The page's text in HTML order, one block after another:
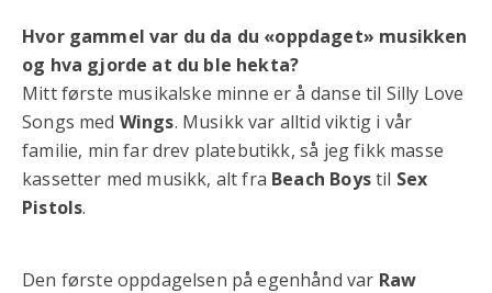
Hvor gammel var du da du «oppdaget» musikken
og hva gjorde at du ble hekta?
Mitt første musikalske minne er å danse til Silly Love
Songs med Wings. Musikk var alltid viktig i vår
familie, min far drev platebutikk, så jeg fikk masse
kassetter med musikk, alt fra Beach Boystil Sex
Pistols.
Den første oppdagelsen på egenhånd var Raw